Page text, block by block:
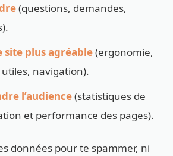
(questions, demandes,
site plus agréable(ergonomie,
navigation).
l’audience(statistiques de
et performance des pages).
données pour te spammer, ni